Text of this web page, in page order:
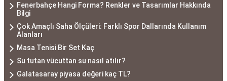
Fenerbahçe Hangi Forma? Renkler ve Tasarımlar Hakkında
Bilgi
Çok Amaçlı Saha Ölçüleri: Farklı Spor Dallarında Kullanım
Alanları
Masa Tenisi Bir Set Kaç
Su tutan vücuttan su nasıl atılır?
Galatasaray piyasa değeri kaç TL?